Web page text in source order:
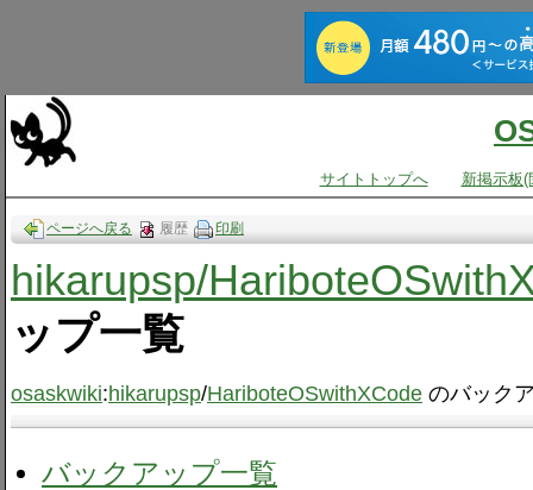
サイトトップへ 新掲示板(
ページへ戻る 履歴 印刷
hikarupsp​/
ップ一覧
osaskwiki:hikarupsp/HariboteOSwithXCode のバック
バックアップ一覧